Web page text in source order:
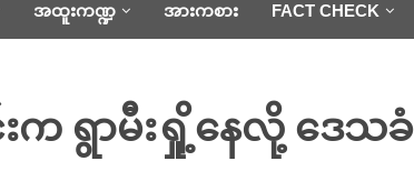
အထူးကဏ္ဍ အားကစား FACT CHECK
ရွာမီးရှို့နေလို့ ဒေသခံ